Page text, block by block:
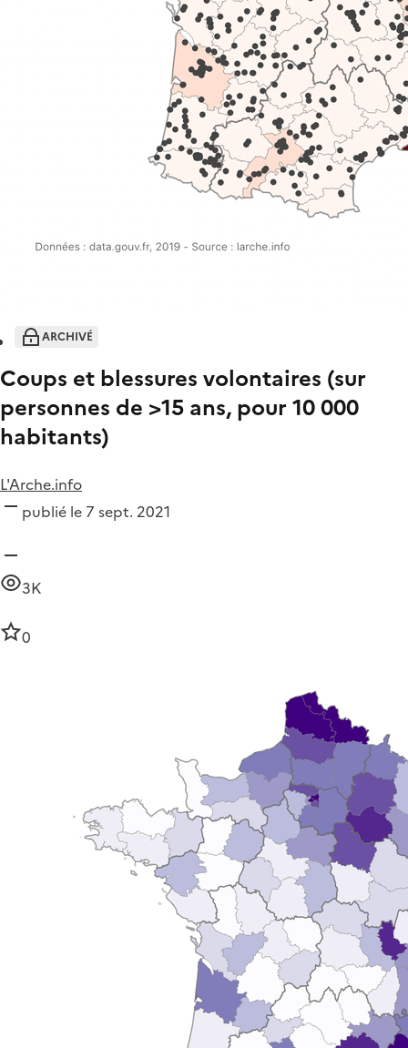
ARCHIVÉ
Coups et blessures volontaires (sur
personnes de >15 ans, pour 10 000
habitants)
L'Arche.info
publié le 7 sept. 2021
3K
0